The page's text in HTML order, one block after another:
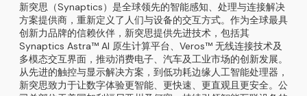
新突思（Synaptics）是全球领先的智能感知、处理与连接解决
方案提供商，重新定义了人们与设备的交互方式。作为全球最具
创新力品牌的信赖伙伴，新突思提供先进技术，包括其
Synaptics Astra™ AI 原生计算平台、Veros™ 无线连接技术及
多模态交互界面，推动消费电子、汽车及工业市场的创新发展。
从先进的触控与显示解决方案，到低功耗边缘人工智能处理器，
新突思致力于让数字体验更智能、更快速、更直观且更安全。公